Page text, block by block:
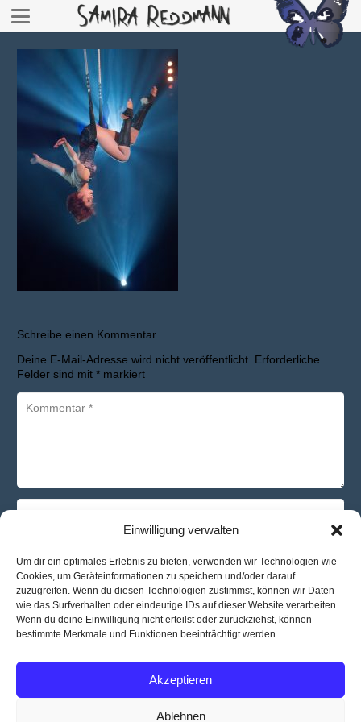
Einwilligung verwalten
Um dir ein optimales Erlebnis zu bieten, verwenden wir Technologien wie
Cookies, um Geräteinformationen zu speichern und/oder darauf
zuzugreifen. Wenn du diesen Technologien zustimmst, können wir Daten
wie das Surfverhalten oder eindeutige IDs auf dieser Website verarbeiten.
Wenn du deine Einwilligung nicht erteilst oder zurückziehst, können
bestimmte Merkmale und Funktionen beeinträchtigt werden.
Akzeptieren
Ablehnen
Schreibe einen Kommentar
Deine E-Mail-Adresse wird nicht veröffentlicht. Erforderliche
Felder sind mit * markiert
Name, E-Mail-Adresse und Website in diesem Browser für
meinen nächsten Kommentar speichern.